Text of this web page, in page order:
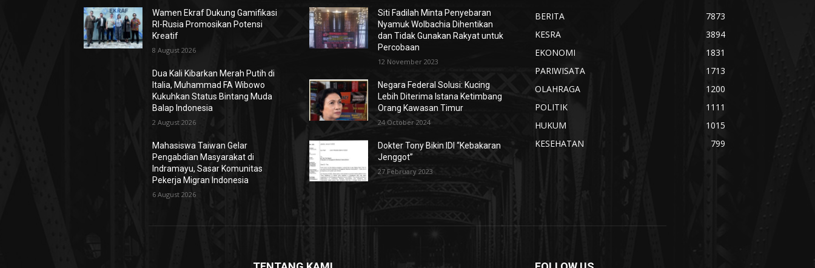
Wamen Ekraf Dukung Gamifikasi
RI-Rusia Promosikan Potensi
Kreatif
8 August 2026
Dua Kali Kibarkan Merah Putih di
Italia, Muhammad FA Wibowo
Kukuhkan Status Bintang Muda
Balap Indonesia
2 August 2026
Mahasiswa Taiwan Gelar
Pengabdian Masyarakat di
Indramayu, Sasar Komunitas
Pekerja Migran Indonesia
6 August 2026
Siti Fadilah Minta Penyebaran
Nyamuk Wolbachia Dihentikan
dan Tidak Gunakan Rakyat untuk
Percobaan
12 November 2023
Negara Federal Solusi: Kucing
Lebih Diterima Istana Ketimbang
Orang Kawasan Timur
24 October 2024
Dokter Tony Bikin IDI “Kebakaran
Jenggot”
27 February 2023
BERITA
7873
KESRA
3894
EKONOMI
1831
PARIWISATA
1713
OLAHRAGA
1200
POLITIK
1111
HUKUM
1015
KESEHATAN
799